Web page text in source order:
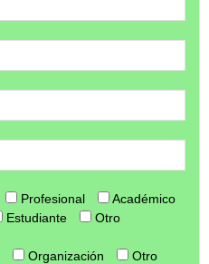
Profesional
Académico
Estudiante Otro
Organización Otro